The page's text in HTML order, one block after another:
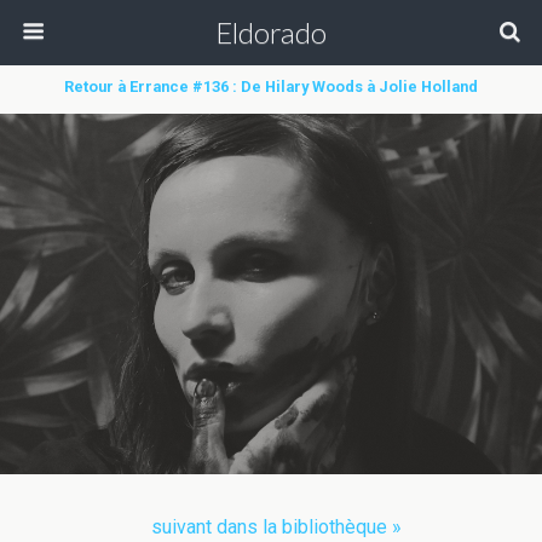
Eldorado
Retour à Errance #136 : De Hilary Woods à Jolie Holland
suivant dans la bibliothèque »